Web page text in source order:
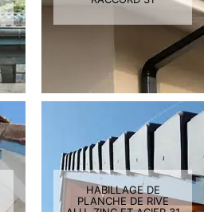
HABILLAGE DE
PLANCHE DE RIVE